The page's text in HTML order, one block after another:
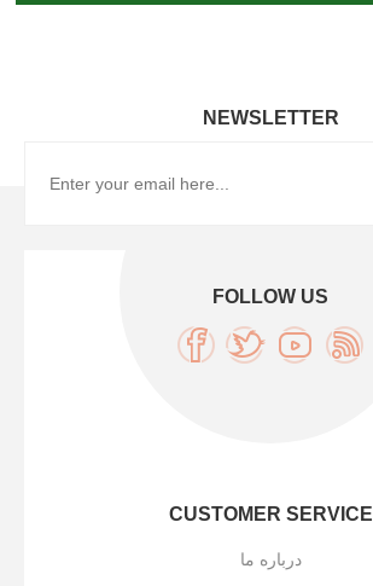
NEWSLETTER
FOLLOW US
CUSTOMER SERVICE
درباره ما